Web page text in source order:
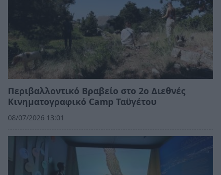
Περιβαλλοντικό Βραβείο στο 2ο Διεθνές
Κινηματογραφικό Camp Ταϋγέτου
08/07/2026 13:01